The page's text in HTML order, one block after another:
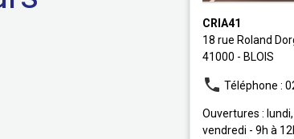
CRIA41
18 rue Roland
41000 - BLOIS
Téléphone :
Ouvertures :
vendredi - 9h à